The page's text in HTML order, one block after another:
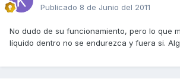
Publicado 8 de Junio del 2011
No dudo de su funcionamiento, pero lo que
líquido dentro no se endurezca y fuera si.